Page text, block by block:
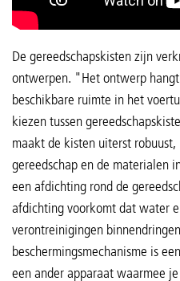
De gereedschapskisten zijn
ontwerpen. "Het ontwerp
beschikbare ruimte in het
kiezen tussen
maakt de kisten uiterst
gereedschap en de materialen
een afdichting rond de
afdichting voorkomt dat water
verontreinigingen
beschermingsmechanisme is
een ander apparaat waarmee